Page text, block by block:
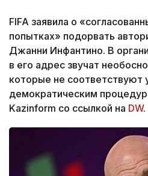
FIFA заявила о
попытках» подорвать
Джанни Инфантино. В
в его адрес звучат
которые не соответствуют
демократическим
Kazinform со ссылкой на DW.